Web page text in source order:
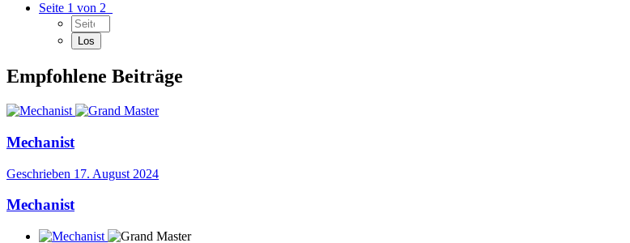
Seite 1 von 2
Empfohlene Beiträge
Mechanist
Geschrieben 17. August 2024
Mechanist